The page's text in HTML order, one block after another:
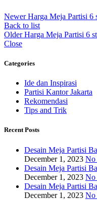
Newer Harga Meja Partisi 6
Back to list
Older Harga Meja Partisi 6
Close
Categories
Ide dan Inspirasi
Partisi Kantor Jakarta
Rekomendasi
Tips and Trik
Recent Posts
Desain Meja Partisi
December 1, 2023 No
Desain Meja Partisi
December 1, 2023 No
Desain Meja Partisi
December 1, 2023 No